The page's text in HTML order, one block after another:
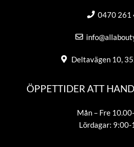
0470 261
Deltavägen 10,
ÖPPETTIDER ATT
Mån – Fre
Lördagar: